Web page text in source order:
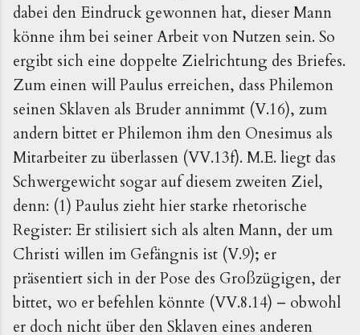
dabei den Eindruck gewonnen hat, dieser Mann
könne ihm bei seiner Arbeit von Nutzen sein. So
ergibt sich eine doppelte Zielrichtung des Briefes.
Zum einen will Paulus erreichen, dass Philemon
seinen Sklaven als Bruder annimmt (V.16), zum
andern bittet er Philemon ihm den Onesimus als
Mitarbeiter zu überlassen (VV.13f). M.E. liegt das
Schwergewicht sogar auf diesem zweiten Ziel,
denn: (1) Paulus zieht hier starke rhetorische
Register: Er stilisiert sich als alten Mann, der um
Christi willen im Gefängnis ist (V.9); er
präsentiert sich in der Pose des Großzügigen, der
bittet, wo er befehlen könnte (VV.8.14) – obwohl
er doch nicht über den Sklaven eines anderen